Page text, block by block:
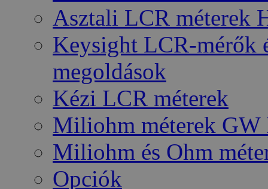
Asztali LCR méterek
Keysight LCR-mérők
megoldások
Kézi LCR méterek
Miliohm méterek GW
Miliohm és Ohm
Opciók